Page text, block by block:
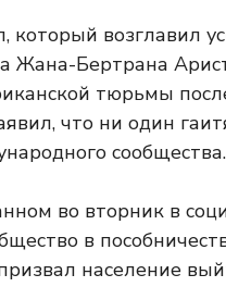
который возглавил
Жана-Бертрана
тюрьмы
что ни один
сообщества.
во вторник в
в
население